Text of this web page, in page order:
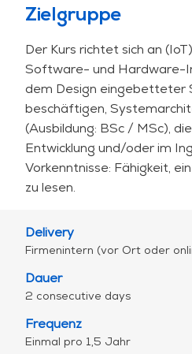
Power Designs. Auch
und Tipps von diesem Kurs
Verschiedene Hardware-
dem Gesichtspunkt ihrer
Strom zu verbrauchen,
Speicher/Prozessor/I-O,
Schnittstellen, Funk,
Möglichkeiten zur
Richtlinien für die
dem Ort der
Datentransport,
der Pipeline eines
Gleichgewicht zwischen
Zielgruppe
Der Kurs richtet sich an
Software- und Hardware-
dem Design eingebetteter
beschäftigen,
(Ausbildung: BSc / MSc),
Entwicklung und/oder im
Vorkenntnisse: Fähigkeit,
zu lesen.
Delivery
Firmenintern (vor Ort oder
Dauer
2 consecutive days
Frequenz
Einmal pro 1,5 Jahr